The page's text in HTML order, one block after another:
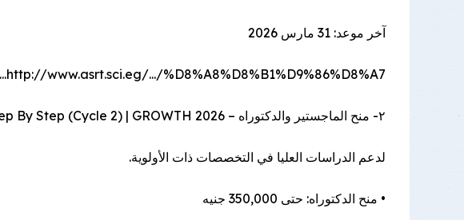
آخر موعد: 31 مارس 2026
http://www.asrt.sci.eg/.../%D8%A8%D8%B1%D9%86%D8%A7.../...
٢- منح الماجستير والدكتوراه – Step By Step (Cycle 2) | GROWTH 2026
لدعم الدراسات العليا في التخصصات ذات الأولوية.
• منح الدكتوراه: حتى 350,000 جنيه